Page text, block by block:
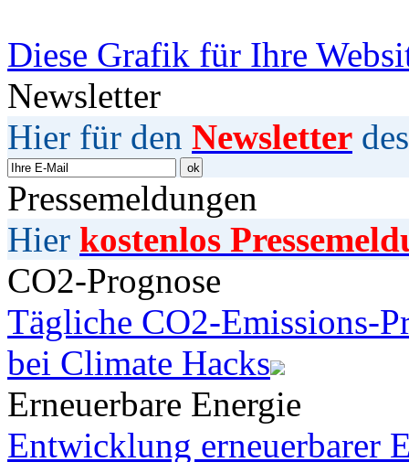
Diese Grafik für Ihre
Newsletter
Hier für den Newsletter
Pressemeldungen
Hier kostenlos
CO2-Prognose
Tägliche CO2-Emissions-
bei Climate Hacks
Erneuerbare Energie
Entwicklung erneuerbarer